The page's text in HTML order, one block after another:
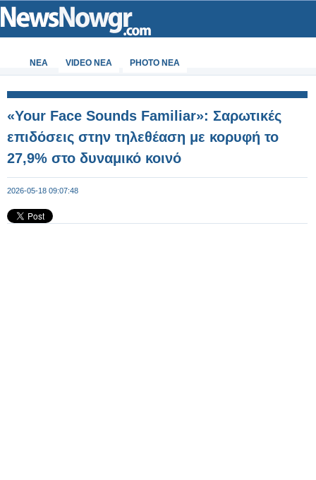
ΝΕΑ VIDEO NEA PHOTO NEA
«Your Face Sounds Familiar»: Σαρωτικές
επιδόσεις στην τηλεθέαση με κορυφή το
27,9% στο δυναμικό κοινό
2026-05-18 09:07:48